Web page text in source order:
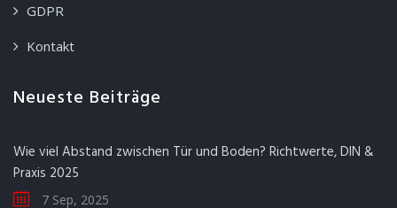
GDPR
Kontakt
Neueste Beiträge
Wie viel Abstand zwischen Tür und Boden? Richtwerte, DIN &
Praxis 2025
7 Sep, 2025